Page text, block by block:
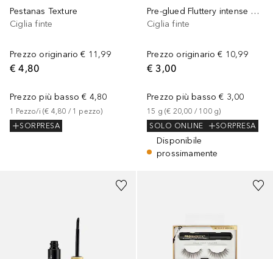
Pestanas Texture
Ciglia finte
Prezzo originario € 11,99
€ 4,80
Prezzo più basso € 4,80
1 Pezzo/i (€ 4,80 / 1 pezzo)
SORPRESA
Pre-glued Fluttery intense nr. 141
Ciglia finte
Prezzo originario € 10,99
€ 3,00
Prezzo più basso € 3,00
15 g (€ 20,00 / 100 g)
SOLO ONLINE
SORPRESA
Disponibile
prossimamente